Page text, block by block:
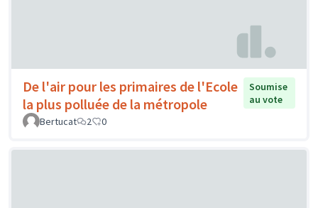
De l'air pour les primaires de l'Ecole
la plus polluée de la métropole
Soumise
au vote
Bertucat
2 0